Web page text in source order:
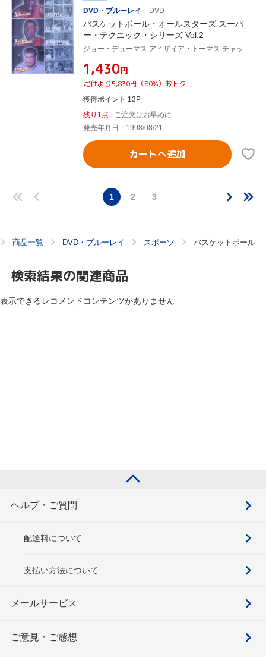
DVD・ブルーレイ
DVD
バスケットボール・オールスターズ スーパ
ー・テクニック・シリーズ Vol.2
¥1,430円
定価より5,830円（80%）おトク
獲得ポイント 13P
残り1点
ご注文はお早めに
発売年月日：1998/08/21
カートへ追加
1 2 3
商品一覧 DVD・ブルーレイ スポーツ バスケットボール
検索結果の関連商品
表示できるレコメンドコンテンツがありません
ヘルプ・ご質問
配送料について
支払い方法について
メールサービス
ご意見・ご感想